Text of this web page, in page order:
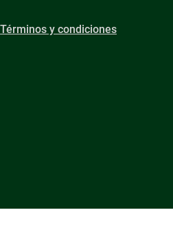
Términos y condiciones